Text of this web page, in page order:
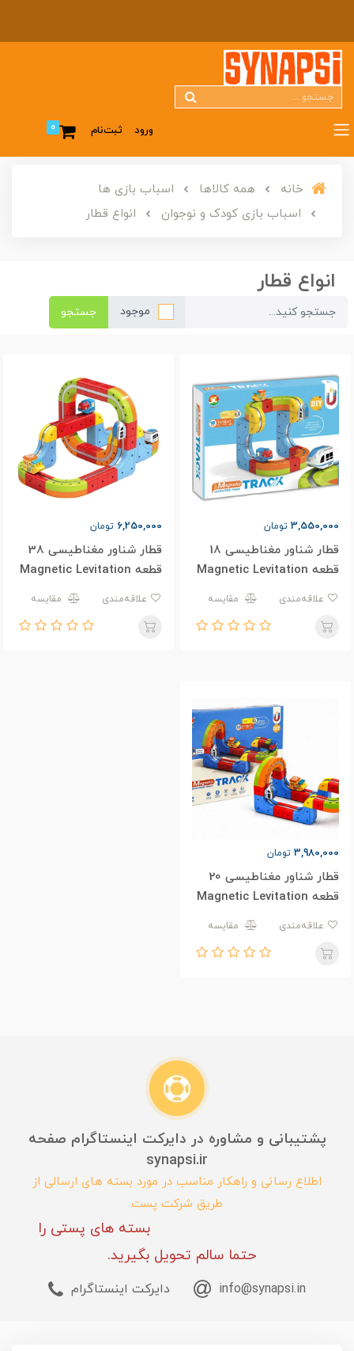
ورود ثبت‌نام 0
خانه همه کالاها
اسباب بازی ها
اسباب بازی کودک و نوجوان
انواع قطار
انواع قطار
موجود جستجو
3,550,000 تومان
قطار شناور مغناطیسی 18
قطعه Magnetic Levitation
Train 655-19A
مقایسه
6,250,000 تومان
قطار شناور مغناطیسی 38
قطعه Magnetic Levitation
Train 655-33A
مقایسه
3,980,000 تومان
قطار شناور مغناطیسی 20
قطعه Magnetic Levitation
Train 655-23A
مقایسه
پشتیبانی و مشاوره در دایرکت اینستاگرام صفحه
synapsi.ir
اطلاع رسانی و راهکار مناسب در مورد بسته های ارسالی از
طریق شرکت پست
بسته های پستی را
حتما سالم تحویل بگیرید.
info@synapsi.in دایرکت اینستاگرام